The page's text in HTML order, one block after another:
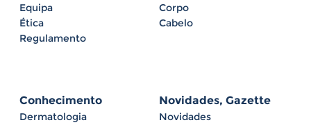
Equipa
Ética
Regulamento
Corpo
Cabelo
Conhecimento
Dermatologia
Novidades, Gazette
Novidades